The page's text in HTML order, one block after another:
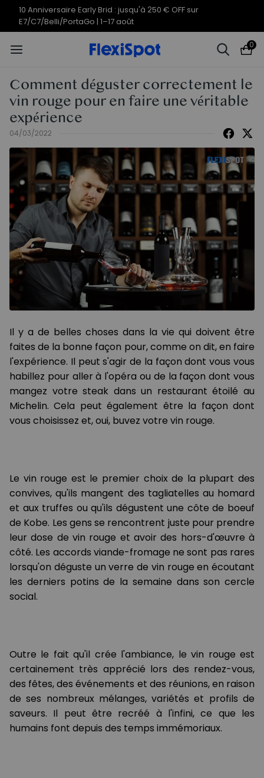
Offres du 10e anniversaire | C7
Morpher dès 579,99 €
0
Comment déguster correctement le
vin rouge pour en faire une véritable
expérience
04/03/2022
Il y a de belles choses dans la vie qui doivent être
faites de la bonne façon pour, comme on dit, en faire
l'expérience. Il peut s'agir de la façon dont vous vous
habillez pour aller à l'opéra ou de la façon dont vous
mangez votre steak dans un restaurant étoilé au
Michelin. Cela peut également être la façon dont
vous choisissez et, oui, buvez votre vin rouge.
Le vin rouge est le premier choix de la plupart des
convives, qu'ils mangent des tagliatelles au homard
et aux truffes ou qu'ils dégustent une côte de boeuf
de Kobe. Les gens se rencontrent juste pour prendre
leur dose de vin rouge et avoir des hors-d'œuvre à
côté. Les accords viande-fromage ne sont pas rares
lorsqu'on déguste un verre de vin rouge en écoutant
les derniers potins de la semaine dans son cercle
social.
Outre le fait qu'il crée l'ambiance, le vin rouge est
certainement très apprécié lors des rendez-vous,
des fêtes, des événements et des réunions, en raison
de ses nombreux mélanges, variétés et profils de
saveurs. Il peut être recréé à l'infini, ce que les
humains font depuis des temps immémoriaux.